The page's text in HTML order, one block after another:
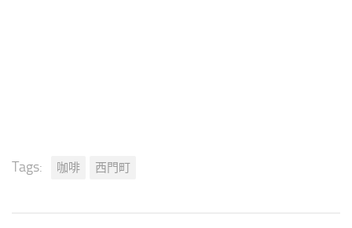
Tags: 咖啡 西門町